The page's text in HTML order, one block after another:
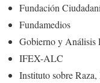
Fundación
Fundamedios
Gobierno y Análisis
IFEX-ALC
Instituto sobre